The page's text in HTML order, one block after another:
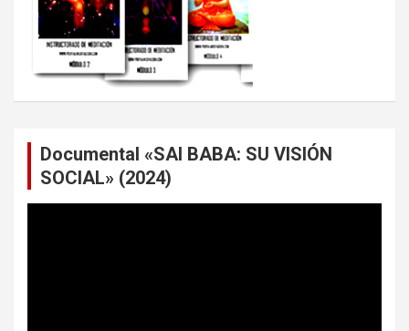
Documental «SAI BABA: SU VISIÓN
SOCIAL» (2024)